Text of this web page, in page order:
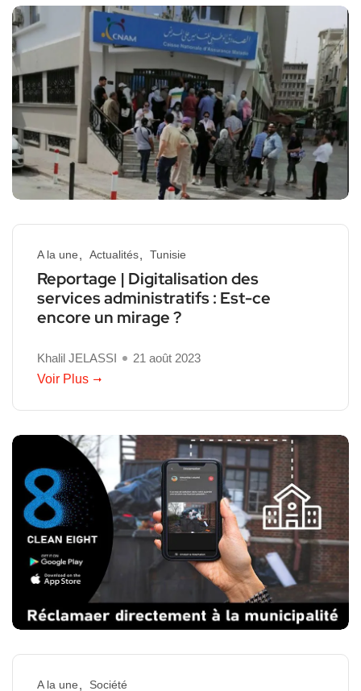
A la une Actualités Tunisie
Reportage | Digitalisation des
services administratifs : Est-ce
encore un mirage ?
Khalil JELASSI
21 août 2023
Voir Plus
A la une Société